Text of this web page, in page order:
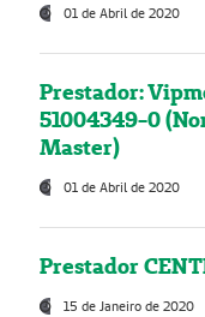
01 de Abril de 2020
Prestador:
51004349-0
Master)
01 de Abril de 2020
Prestador
15 de Janeiro de 2020